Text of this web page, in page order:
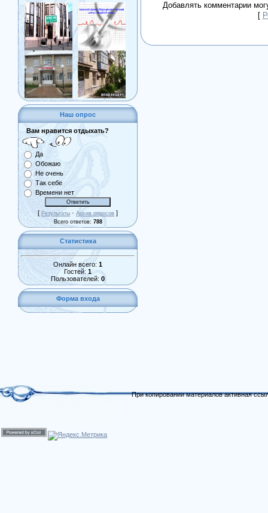
Наш опрос
Вам нравится отдыхать?
Да
Обожаю
Не очень
Так себе
Времени нет
[ Результаты · Архив опросов ]
Всего ответов: 788
Статистика
Онлайн всего: 1
Гостей: 1
Пользователей: 0
Форма входа
Добавлять комментарии
[
При копировании материалов активная